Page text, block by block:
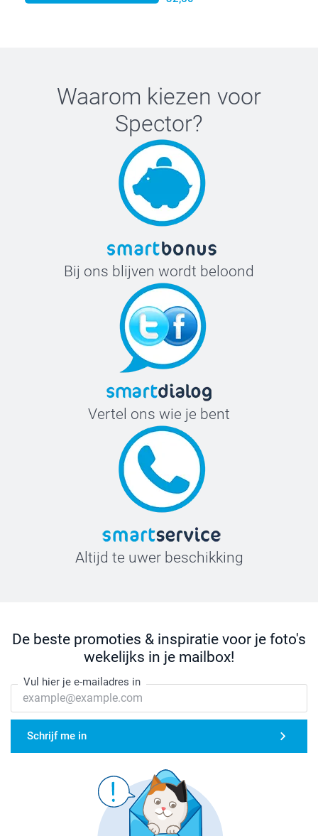
Waarom kiezen voor
Spector?
Bij ons blijven wordt beloond
Vertel ons wie je bent
Altijd te uwer beschikking
De beste promoties & inspiratie voor je foto's
wekelijks in je mailbox!
Vul hier je e-mailadres in
Schrijf me in